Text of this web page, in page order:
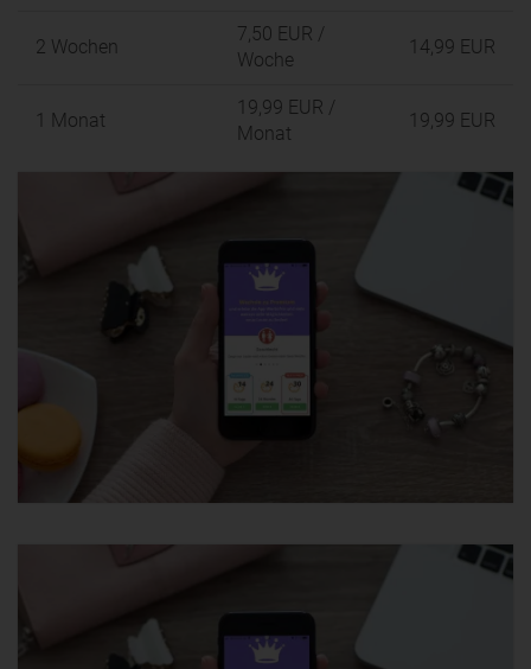
2 Wochen
7,50 EUR /
Woche
14,99 EUR
1 Monat
19,99 EUR /
Monat
19,99 EUR